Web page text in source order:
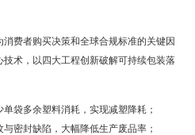
费者购买决策和全球合规标准的关键因
术，以四大工程创新破解可持续包装落
单袋多余塑料消耗，实现减塑降耗；
与密封缺陷，大幅降低生产废品率；